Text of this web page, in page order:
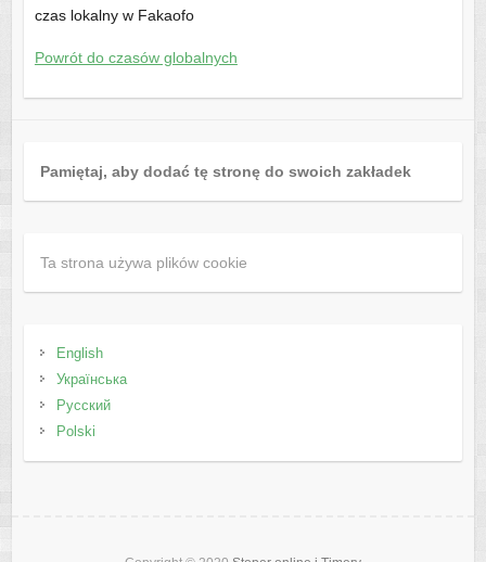
czas lokalny w Fakaofo
Powrót do czasów globalnych
Pamiętaj, aby dodać tę stronę do swoich zakładek
Ta strona używa plików cookie
English
Українська
Русский
Polski